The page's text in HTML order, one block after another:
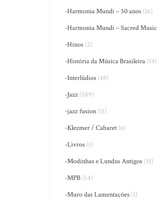
-Harmonia Mundi – 50 anos (16)
-Harmonia Mundi – Sacred Music
-Hinos (2)
-História da Música Brasileira (14)
-Interlúdios (48)
-Jazz (589)
-jazz fusion (11)
-Klezmer / Cabaret (6)
-Livros (1)
-Modinhas e Lundus Antigos (31)
-MPB (54)
-Muro das Lamentações (1)